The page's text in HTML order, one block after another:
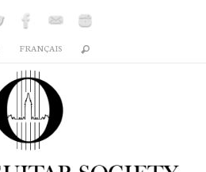
FRANÇAIS